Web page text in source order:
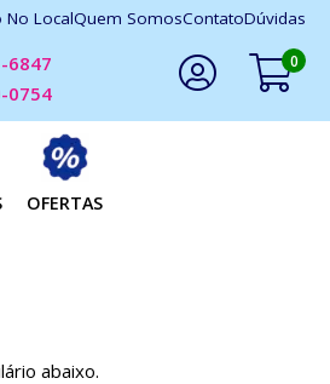
No LocalQuem SomosContatoDúvidas
OFERTAS
6847
0754
0
abaixo.